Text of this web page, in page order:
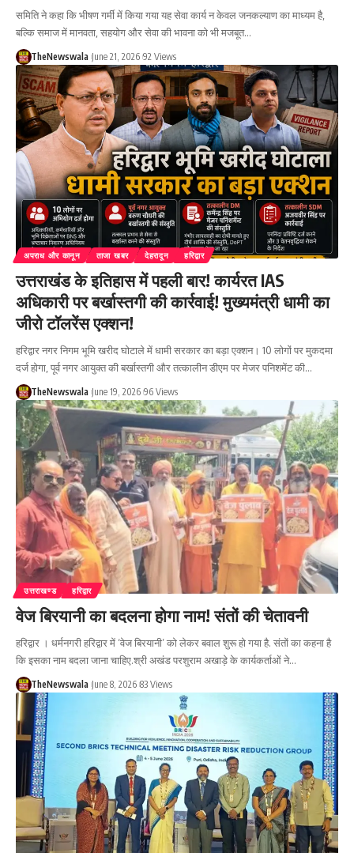
समिति ने कहा कि भीषण गर्मी में किया गया यह सेवा कार्य न केवल जनकल्याण का माध्यम है,
बल्कि समाज में मानवता, सहयोग और सेवा की भावना को भी मजबूत…
TheNewswala June 21, 2026 92 Views
अपराध और कानून ताजा खबर देहरादून हरिद्वार
उत्तराखंड के इतिहास में पहली बार! कार्यरत IAS
अधिकारी पर बर्खास्तगी की कार्रवाई! मुख्यमंत्री धामी का
जीरो टॉलरेंस एक्शन!
हरिद्वार नगर निगम भूमि खरीद घोटाले में धामी सरकार का बड़ा एक्शन। 10 लोगों पर मुकदमा
दर्ज होगा, पूर्व नगर आयुक्त की बर्खास्तगी और तत्कालीन डीएम पर मेजर पनिशमेंट की…
TheNewswala June 19, 2026 96 Views
उत्तराखण्ड हरिद्वार
वेज बिरयानी का बदलना होगा नाम! संतों की चेतावनी
हरिद्वार । धर्मनगरी हरिद्वार में ‘वेज बिरयानी’ को लेकर बवाल शुरू हो गया है. संतों का कहना है
कि इसका नाम बदला जाना चाहिए.श्री अखंड परशुराम अखाड़े के कार्यकर्ताओं ने…
TheNewswala June 8, 2026 83 Views